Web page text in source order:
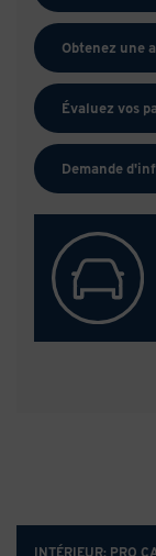
INTÉRIEUR: PRO
Obtenez une
Évaluez vos
Demande